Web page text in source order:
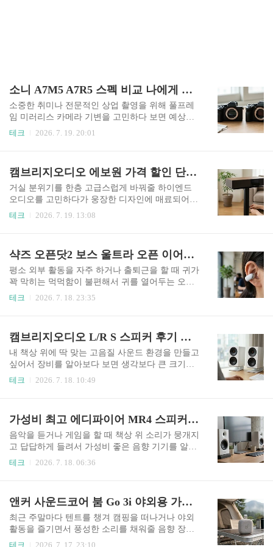
소니 A7M5 A7R5 스펙 비교 나에게 맞는 카메라 선택 기준
소중한 취미나 전문적인 상업 촬영을 위해 풀프레
임 미러리스 카메라 기변을 고민하다 보면 예상보
다 커진 예산과 기기별 급 나누기 때문에 어떤 바디
도를 자랑하는 플래그십 라인업 A7R5 사이에서 갈
등하는 분들이 정말 많습니다. 두 카메라가 가진 센
서의 구조적 차이부터 세부적인 연사 및 동영상 촬
영 사양, 그리고 실제 비용 측면까지 꼼꼼하게 비교
분석하여 여러분의 촬영 목적에 가장 완벽하게 부
인 및 문제 분석: 단순히 가격이나 화소 수만 보고
카메라를 선택했다가 ..
테크 2026. 7. 19. 20:01
캠브리지오디오 에보원 가격 할인 단점과 전용 스탠드 거치대 청음 비교 선택
거실 분위기를 한층 고급스럽게 바꿔줄 하이엔드
오디오를 고민하다가 웅장한 디자인에 매료되어
덜컥 들여놓았지만, 생각보다 넓은 공간을 차지하
휘하려면 주변 가구와의 조화는 물론이고 음질을
온전히 살려줄 배치 환경이 무엇보다 중요한데, 오
늘 이 부분에 대한 명쾌한 팩트와 공간별 최적의 선
택 기준을 명확하게 정리해 드리겠습니다.🎵 내 거
실에 딱! 에보원 소리 특징과 알맞은 배치 방법 요
리를 뿜어내지만 일반 거실 장식장이나 얇은 테이
블 위에 그대로 올리면 저음 부밍 현..
테크 2026. 7. 19. 13:08
샥즈 오픈닷2 보스 울트라 오픈 이어버드 착용감 및 음질 차이점 정리
평소 외부 활동을 자주 하거나 출퇴근을 할 때 귀가
꽉 막히는 먹먹함이 불편해서 귀를 열어두는 오픈
형 이어폰을 알아보시는 분들이 꽤 많습니다. 기존
들을 수 있을지 깊은 고민에 빠지게 됩니다. 하루
종일 몸의 일부처럼 착용하고 지내야 하는 만큼, 착
용 방식에 따른 미세한 피로도 차이와 야외 환경에
서의 전달력 등 세부 사양을 꼼꼼하게 비교해 보는
과정이 반드시 필요합니다. 구매 결정 과정에서 겪
리겠습니다.🎧 귀가 편한 클립형 오픈형 이어폰 한
눈에 보는 특징 요약왜 ..
테크 2026. 7. 18. 23:35
캠브리지오디오 L/R S 스피커 후기 및 가격 데스크 셋업 추천 세팅
내 책상 위에 딱 맞는 고음질 사운드 환경을 만들고
싶어서 장비를 알아보다 보면 생각보다 큰 크기와
복잡한 연결 선 때문에 고민에 빠지기 쉽습니다. 프
여 책상 위 PC-Fi 환경을 구축하려는 분들에게 훌
륭한 대안이라고 생각합니다. 전용 어플리케이션
이 지원되지 않고 본체 자체에 볼륨 조절 노브가 없
다는 명확한 아쉬움이 존재하지만, 공간감과 악기
의 위치를 정확하게 짚어주는 정위감만큼은 동급
회, 딱 세 가지만 기억하세요원인 및 문제 분석: 책
상 공간은 한정되어 있지만 고음..
테크 2026. 7. 18. 10:49
가성비 최고 에디파이어 MR4 스피커 음질 최적화 세팅 설치방법 안내
음악을 듣거나 게임을 할 때 책상 위 소리가 뭉개지
고 답답하게 들려서 가성비 좋은 음향 기기를 알아
보다가 결국 많은 분들이 정착하는 모델을 선택하
게 훌륭한 선택지가 되어 줍니다. 처음 상자를 열고
PC나 스마트폰에 케이블을 연결할 때 후면의 어떤
단자를 활용해야 할지, 양쪽 액티브와 패시브 스피
커를 이어주는 스피커 케이블은 어떻게 맞물려야
테크 2026. 7. 18. 06:36
앤커 사운드코어 붐 Go 3i 야외용 가성비 스피커 비교 정리
최근 주말마다 텐트를 챙겨 캠핑을 떠나거나 야외
활동을 즐기면서 풍성한 소리를 채워줄 음향 장비
를 고민하는 분들이 부쩍 늘었습니다. 가격대비 뛰
테크 2026. 7. 17. 23:10